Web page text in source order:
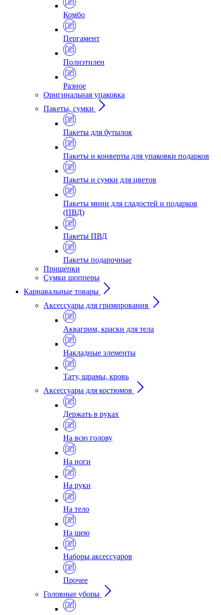
Комбо
Пергамент
Полиэтилен
Разное
Оригинальная упаковка
Пакеты, сумки
Пакеты для бутылок
Пакеты и конверты для упаковки подарков
Пакеты и сумки для цветов
Пакеты мини для сладостей и подарков
(ПВД)
Пакеты ПВД
Пакеты подарочные
Прищепки
Сумки шопперы
Карнавальные товары
Аксессуары для гримирования
Аквагрим, краски для тела
Накладные элементы
Тату, шрамы, кровь
Аксессуары для костюмов
Держать в руках
На всю голову
На ноги
На руки
На тело
На шею
Наборы аксессуаров
Прочее
Головные уборы